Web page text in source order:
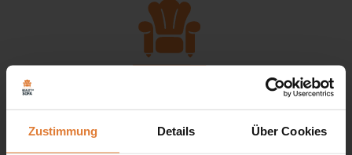
Zustimmung Details Über Cookies